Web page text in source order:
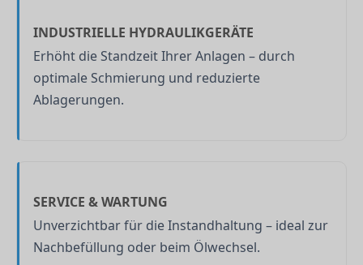
INDUSTRIELLE HYDRAULIKGERÄTE
Erhöht die Standzeit Ihrer Anlagen – durch
optimale Schmierung und reduzierte
Ablagerungen.
SERVICE & WARTUNG
Unverzichtbar für die Instandhaltung – ideal zur
Nachbefüllung oder beim Ölwechsel.